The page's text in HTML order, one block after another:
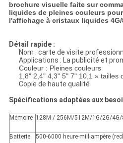
brochure visuelle faite sur
liquides de pleines couleurs
l'affichage à cristaux liquides 4G/
Détail rapide :
Nom : carte de visite
Applications : La publicité et
Couleur : Pleines couleurs
1,8" 2,4" 4,3" 5" 7" 10,1 » tailles
Copie de haute qualité
Spécifications adaptées aux
Mémoire 128M / 256M/512M/1G/2G/4G/
Batterie 500-6000 heure-milliampère